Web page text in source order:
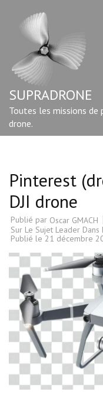
contenu
Entrée)
SUPRADRONE
Toutes les missions
drone.
Pinterest
DJI drone
Publié par Oscar GMACH
Sur Le Sujet Leader
Publié le 21 décembre